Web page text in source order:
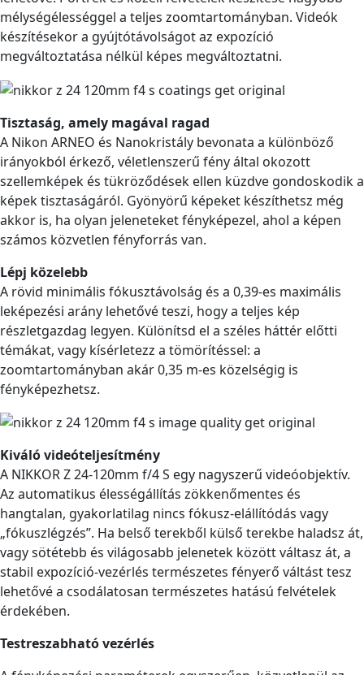
mélységélességgel a teljes zoomtartományban. Videók
készítésekor a gyújtótávolságot az expozíció
megváltoztatása nélkül képes megváltoztatni.
Tisztaság, amely magával ragad
A Nikon ARNEO és Nanokristály bevonata a különböző
irányokból érkező, véletlenszerű fény által okozott
szellemképek és tükröződések ellen küzdve gondoskodik a
képek tisztaságáról. Gyönyörű képeket készíthetsz még
akkor is, ha olyan jeleneteket fényképezel, ahol a képen
számos közvetlen fényforrás van.
Lépj közelebb
A rövid minimális fókusztávolság és a 0,39-es maximális
leképezési arány lehetővé teszi, hogy a teljes kép
részletgazdag legyen. Különítsd el a széles háttér előtti
témákat, vagy kísérletezz a tömörítéssel: a
zoomtartományban akár 0,35 m-es közelségig is
fényképezhetsz.
Kiváló videóteljesítmény
A NIKKOR Z 24-120mm f/4 S egy nagyszerű videóobjektív.
Az automatikus élességállítás zökkenőmentes és
hangtalan, gyakorlatilag nincs fókusz-elállítódás vagy
„fókuszlégzés”. Ha belső terekből külső terekbe haladsz át,
vagy sötétebb és világosabb jelenetek között váltasz át, a
stabil expozíció-vezérlés természetes fényerő váltást tesz
lehetővé a csodálatosan természetes hatású felvételek
érdekében.
Testreszabható vezérlés